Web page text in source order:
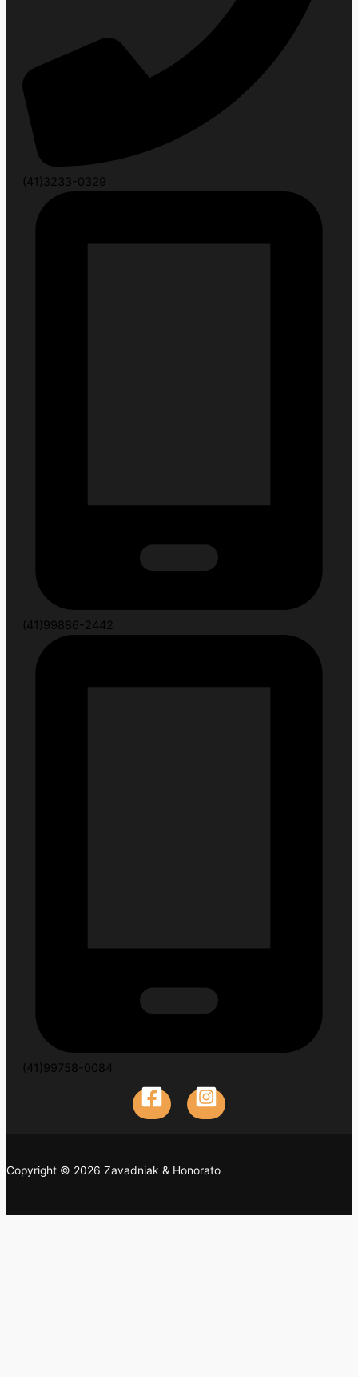
(41)3233-0329
(41)99886-2442
(41)99758-0084
Copyright © 2026 Zavadniak & Honorato